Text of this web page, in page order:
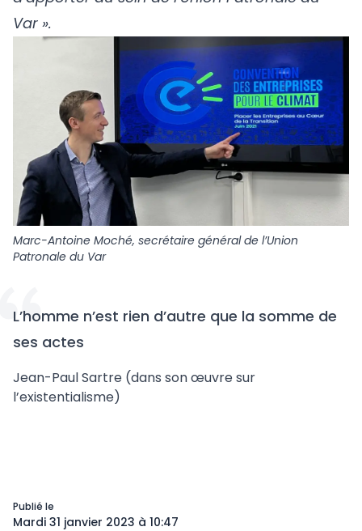
Publié le
Mardi 31 janvier 2023 à 10:47
Var ».
Marc-Antoine Moché, secrétaire général de l’Union
Patronale du Var
L’homme n’est rien d’autre que la somme de
ses actes
Jean-Paul Sartre (dans son œuvre sur
l’existentialisme)